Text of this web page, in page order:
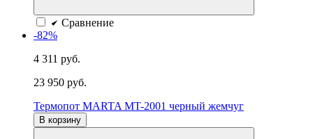
Сравнение
-82%
4 311 руб.
23 950 руб.
Термопот MARTA MT-2001 черный жемчуг
В корзину